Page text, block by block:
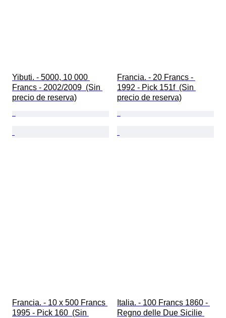
Yibuti. - 5000, 10 000
Francs - 2002/2009  (Sin
precio de reserva)
Francia. - 20 Francs -
1992 - Pick 151f  (Sin
precio de reserva)
Francia. - 10 x 500 Francs
1995 - Pick 160  (Sin
Italia. - 100 Francs 1860 -
Regno delle Due Sicilie